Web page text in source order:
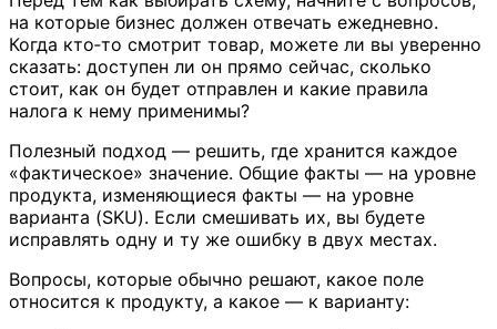
на которые бизнес должен отвечать ежедневно.
Когда кто‑то смотрит товар, можете ли вы уверенно
сказать: доступен ли он прямо сейчас, сколько
стоит, как он будет отправлен и какие правила
налога к нему применимы?
Полезный подход — решить, где хранится каждое
«фактическое» значение. Общие факты — на уровне
продукта, изменяющиеся факты — на уровне
варианта (SKU). Если смешивать их, вы будете
исправлять одну и ту же ошибку в двух местах.
Вопросы, которые обычно решают, какое поле
относится к продукту, а какое — к варианту: